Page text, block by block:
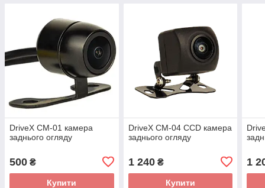
DriveX CM-01 камера
заднього огляду
500 ₴
Купити
DriveX CM-04 CCD камера
заднього огляду
1 240₴
Купити
1